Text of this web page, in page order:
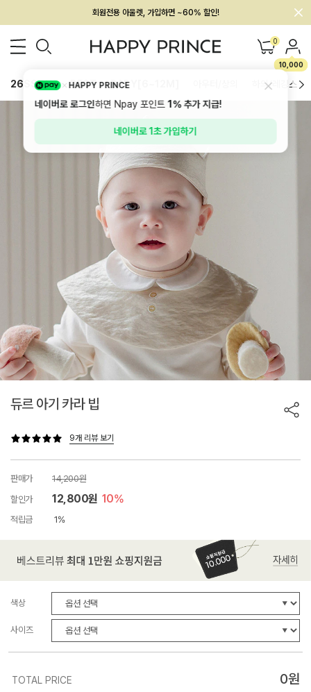
회원전용 아울렛, 가입하면 ~60% 할인!
멤버십 최대 28,000원 혜택 0
10,000
26SS 신상 BEST BABY[6~12M] 하의/레깅스
듀르 아기 카라 빕
9개 리뷰 보기
판매가
14,200원
할인가
12,800원 10%
적립금 1%
색상
사이즈
TOTAL PRICE 0원
HAPPY PRINCE
네이버로 로그인하면 Npay 포인트1%추가 지급!
네이버로 1초 가입하기